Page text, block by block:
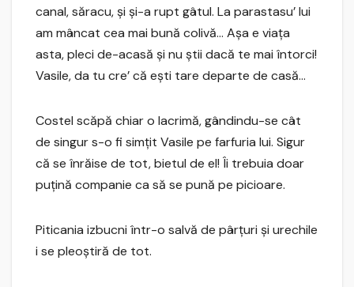
canal, săracu, şi şi-a rupt gâtul. La parastasu’ lui
am mâncat cea mai bună colivă… Aşa e viaţa
asta, pleci de-acasă şi nu ştii dacă te mai întorci!
Vasile, da tu cre’ că eşti tare departe de casă…
Costel scăpă chiar o lacrimă, gândindu-se cât
de singur s-o fi simţit Vasile pe farfuria lui. Sigur
că se înrăise de tot, bietul de el! Îi trebuia doar
puţină companie ca să se pună pe picioare.
Piticania izbucni într-o salvă de pârţuri şi urechile
i se pleoştiră de tot.